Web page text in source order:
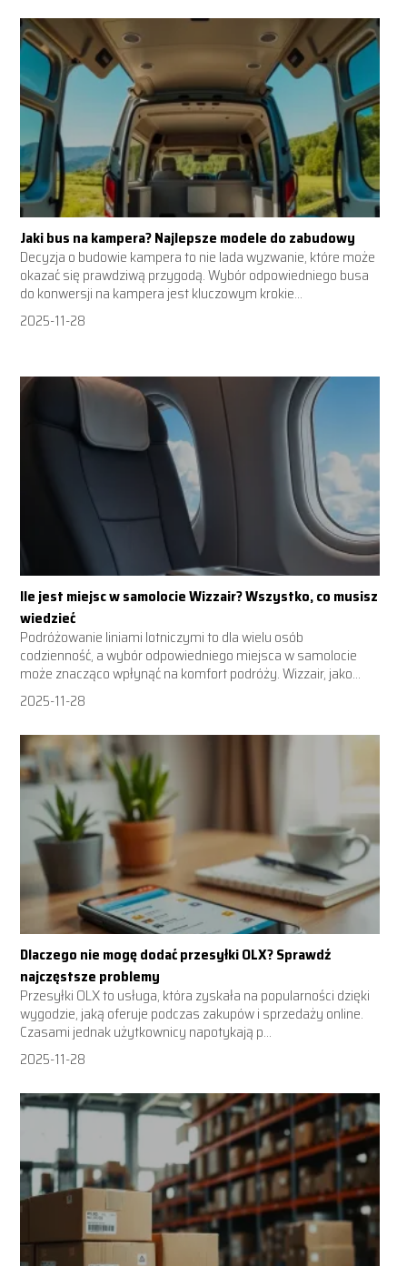
Jaki bus na kampera? Najlepsze modele do zabudowy
Decyzja o budowie kampera to nie lada wyzwanie, które może
okazać się prawdziwą przygodą. Wybór odpowiedniego busa
do konwersji na kampera jest kluczowym krokie...
2025-11-28
Ile jest miejsc w samolocie Wizzair? Wszystko, co musisz
wiedzieć
Podróżowanie liniami lotniczymi to dla wielu osób
codzienność, a wybór odpowiedniego miejsca w samolocie
może znacząco wpłynąć na komfort podróży. Wizzair, jako...
2025-11-28
Dlaczego nie mogę dodać przesyłki OLX? Sprawdź
najczęstsze problemy
Przesyłki OLX to usługa, która zyskała na popularności dzięki
wygodzie, jaką oferuje podczas zakupów i sprzedaży online.
Czasami jednak użytkownicy napotykają p...
2025-11-28